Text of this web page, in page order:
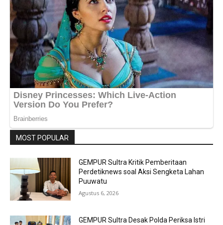
MOST POPULAR
GEMPUR Sultra Kritik Pemberitaan
Perdetiknews soal Aksi Sengketa Lahan
Puuwatu
Agustus 6, 2026
GEMPUR Sultra Desak Polda Periksa Istri